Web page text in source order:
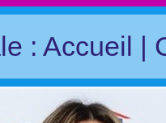
: Accueil |